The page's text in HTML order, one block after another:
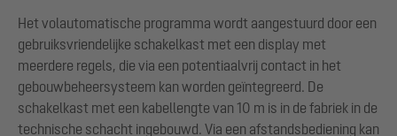
Het volautomatische programma wordt aangestuurd door een
gebruiksvriendelijke schakelkast met een display met
meerdere regels, die via een potentiaalvrij contact in het
gebouwbeheersysteem kan worden geïntegreerd. De
schakelkast met een kabellengte van 10 m is in de fabriek in de
technische schacht ingebouwd. Via een afstandsbediening kan